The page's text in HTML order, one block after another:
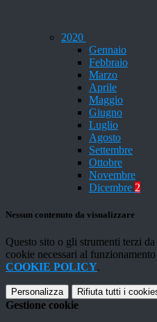
2020
Gennaio
Febbraio
Marzo
Aprile
Maggio
Giugno
Luglio
Agosto
Settembre
Ottobre
Novembre
Dicembre 2
Nessun contenuto da visualizzare
Questo sito o gli strumenti terzi
cookie necessari al
COOKIE POLICY.
Personalizza Rifiuta tutti i
Gestione cookie